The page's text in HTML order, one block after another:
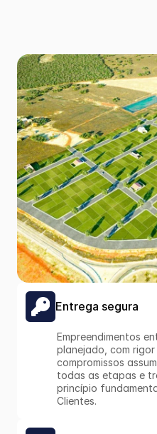
Entrega segura
Empreendimentos
planejado, com
compromissos
todas as etapas e
princípio
Clientes.